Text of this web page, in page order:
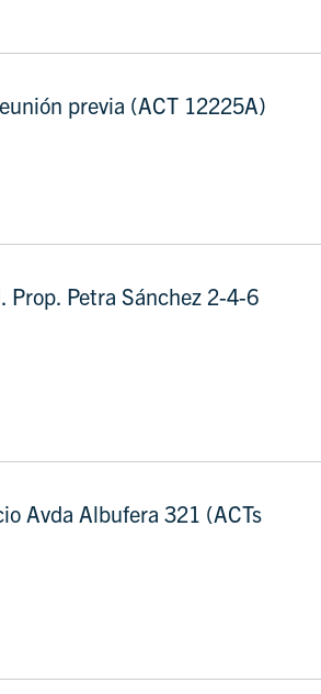
previa (ACT 12225A)
Prop. Petra Sánchez 2-4-6
Avda Albufera 321 (ACTs